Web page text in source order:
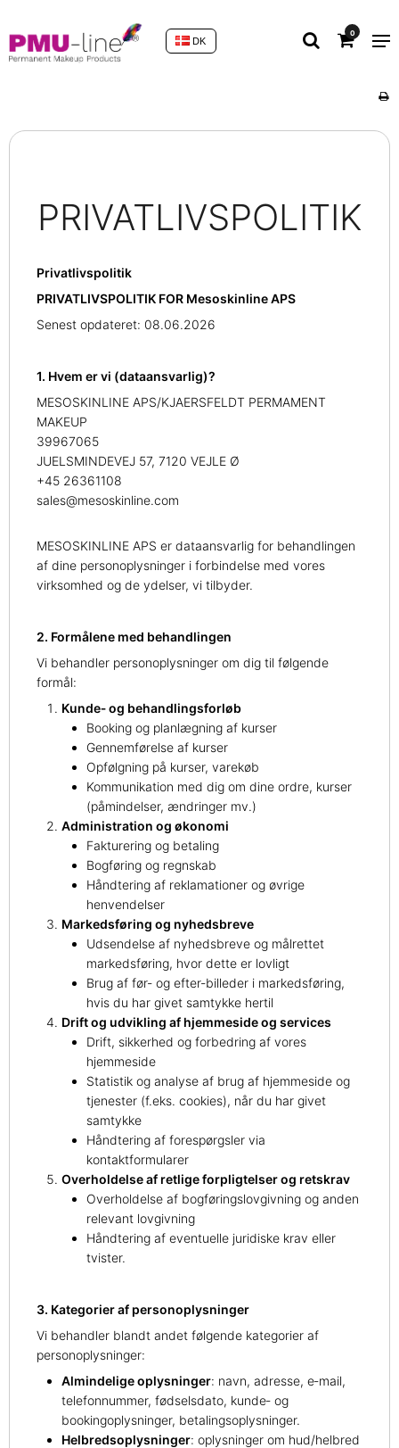
0
DK
PRIVATLIVSPOLITIK
Privatlivspolitik
PRIVATLIVSPOLITIK FOR Mesoskinline APS
Senest opdateret: 08.06.2026
1. Hvem er vi (dataansvarlig)?
MESOSKINLINE APS/KJAERSFELDT PERMAMENT
MAKEUP
39967065
JUELSMINDEVEJ 57, 7120 VEJLE Ø
+45 26361108
sales@mesoskinline.com
MESOSKINLINE APS er dataansvarlig for behandlingen
af dine personoplysninger i forbindelse med vores
virksomhed og de ydelser, vi tilbyder.
2. Formålene med behandlingen
Vi behandler personoplysninger om dig til følgende
formål:
Kunde‑ og behandlingsforløb
Booking og planlægning af kurser
Gennemførelse af kurser
Opfølgning på kurser, varekøb
Kommunikation med dig om dine ordre, kurser
(påmindelser, ændringer mv.)
Administration og økonomi
Fakturering og betaling
Bogføring og regnskab
Håndtering af reklamationer og øvrige
henvendelser
Markedsføring og nyhedsbreve
Udsendelse af nyhedsbreve og målrettet
markedsføring, hvor dette er lovligt
Brug af før‑ og efter‑billeder i markedsføring,
hvis du har givet samtykke hertil
Drift og udvikling af hjemmeside og services
Drift, sikkerhed og forbedring af vores
hjemmeside
Statistik og analyse af brug af hjemmeside og
tjenester (f.eks. cookies), når du har givet
samtykke
Håndtering af forespørgsler via
kontaktformularer
Overholdelse af retlige forpligtelser og retskrav
Overholdelse af bogføringslovgivning og anden
relevant lovgivning
Håndtering af eventuelle juridiske krav eller
tvister.
3. Kategorier af personoplysninger
Vi behandler blandt andet følgende kategorier af
personoplysninger:
Almindelige oplysninger: navn, adresse, e‑mail,
telefonnummer, fødselsdato, kunde‑ og
bookingoplysninger, betalingsoplysninger.
Helbredsoplysninger: oplysninger om hud/helbred